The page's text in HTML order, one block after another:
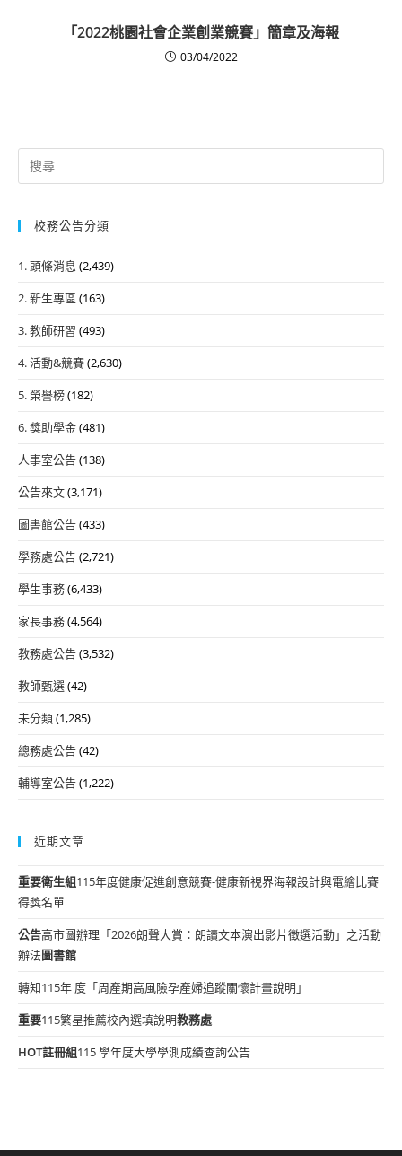
「2022桃園社會企業創業競賽」簡章及海報
03/04/2022
Search
for:
校務公告分類
1. 頭條消息 (2,439)
2. 新生專區 (163)
3. 教師研習 (493)
4. 活動&競賽(2,630)
5. 榮譽榜(182)
6. 獎助學金(481)
人事室公告(138)
公告來文(3,171)
圖書館公告(433)
學務處公告(2,721)
學生事務(6,433)
家長事務(4,564)
教務處公告(3,532)
教師甄選(42)
未分類(1,285)
總務處公告(42)
輔導室公告(1,222)
近期文章
重要衛生組115年度健康促進創意競賽-健康新視界海報設計與電繪比賽
得獎名單
公告高市圖辦理「2026朗聲大賞：朗讀文本演出影片徵選活動」之活動
辦法圖書館
轉知115年 度「周產期高風險孕產婦追蹤關懷計畫說明」
重要115繁星推薦校內選填說明教務處
HOT註冊組115 學年度大學學測成績查詢公告